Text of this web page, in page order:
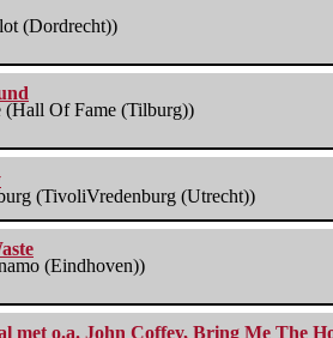
(Dordrecht))
(Hall Of Fame (Tilburg))
(TivoliVredenburg (Utrecht))
(Eindhoven))
met o.a. John Coffey, Bring Me The